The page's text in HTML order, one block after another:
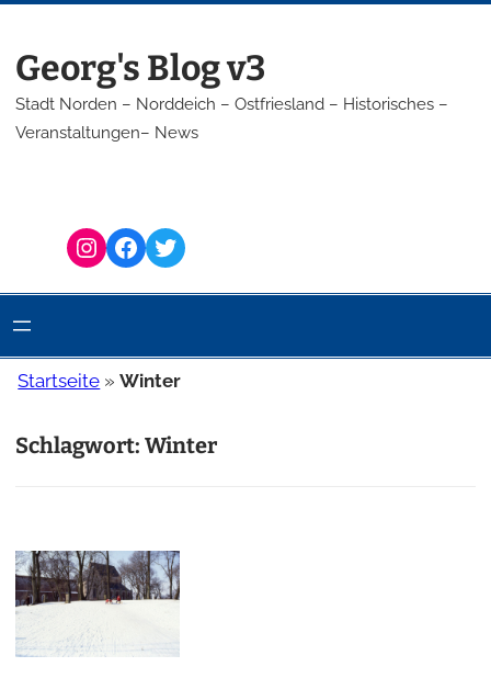
springen
Georg's Blog v3
Stadt Norden – Norddeich – Ostfriesland – Historisches –
Veranstaltungen– News
Instagram Facebook Twitter
Startseite »Winter
Schlagwort: Winter